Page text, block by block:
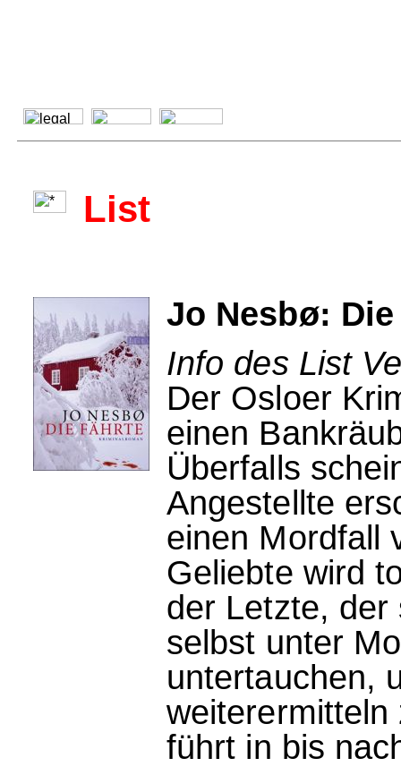
List
Jo Nesbø:
Info des List
Der Osloer
einen
Überfalls
Angestellte
einen Mordfall
Geliebte wird
der Letzte, der
selbst unter
untertauchen,
führt in bis